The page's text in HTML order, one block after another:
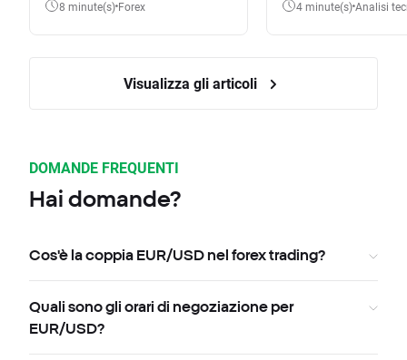
8 minute(s) Forex 4 minute(s) Analisi
Visualizza gli articoli
DOMANDE FREQUENTI
Hai domande?
Cos'è la coppia EUR/USD nel forex trading?
Quali sono gli orari di negoziazione per
EUR/USD?